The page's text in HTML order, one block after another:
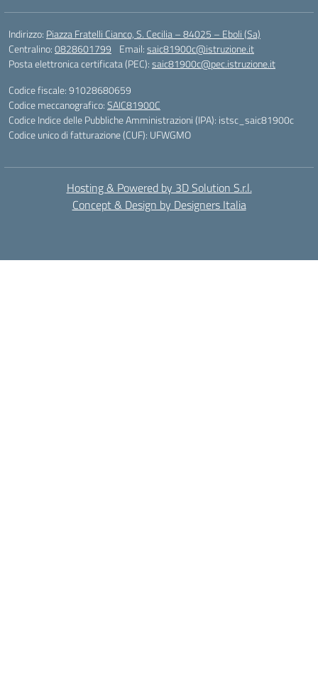
Indirizzo: Piazza Fratelli Cianco, S. Cecilia – 84025 – Eboli (Sa)
Centralino:0828601799 Email:saic81900c@istruzione.it
Posta elettronica certificata (PEC):saic81900c@pec.istruzione.it
Codice fiscale: 91028680659
Codice meccanografico:SAIC81900C
Codice Indice delle Pubbliche Amministrazioni (IPA): istsc_saic81900c
Codice unico di fatturazione (CUF): UFWGMO
Hosting & Powered by 3D Solution S.r.l.
Concept & Design by Designers Italia